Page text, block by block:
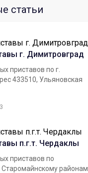
статьи
г. Димитровград
приставов по г.
433510, Ульяновская
п.г.т. Чердаклы
приставов по
районам